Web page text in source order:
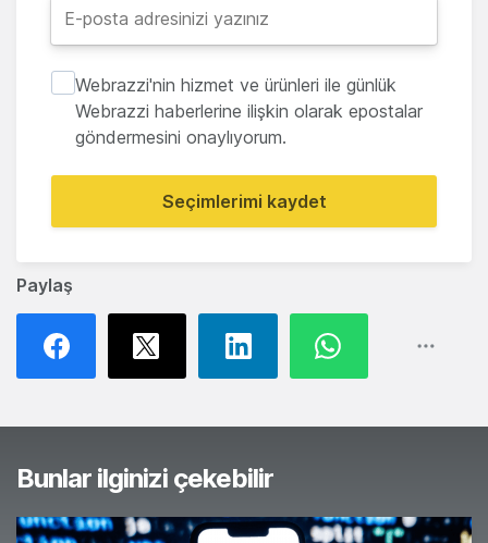
Paylaş
Webrazzi'nin hizmet ve ürünleri ile günlük
Webrazzi haberlerine ilişkin olarak epostalar
göndermesini onaylıyorum.
Seçimlerimi kaydet
Bunlar ilginizi çekebilir